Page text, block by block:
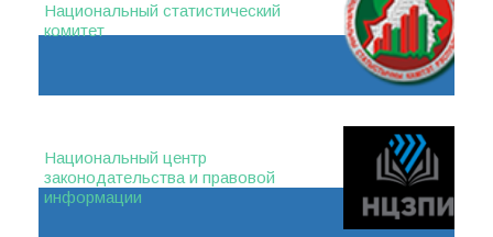
Национальный статистический
комитет
Национальный центр
законодательства и правовой
информации